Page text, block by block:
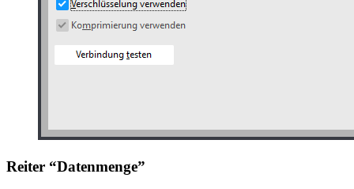
Reiter “Datenmenge”